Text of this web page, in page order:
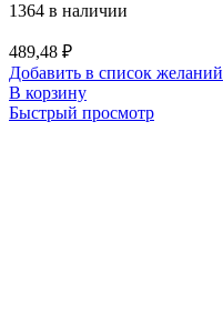
1364 в наличии
489,48 ₽
Добавить в список желаний
В корзину
Быстрый просмотр